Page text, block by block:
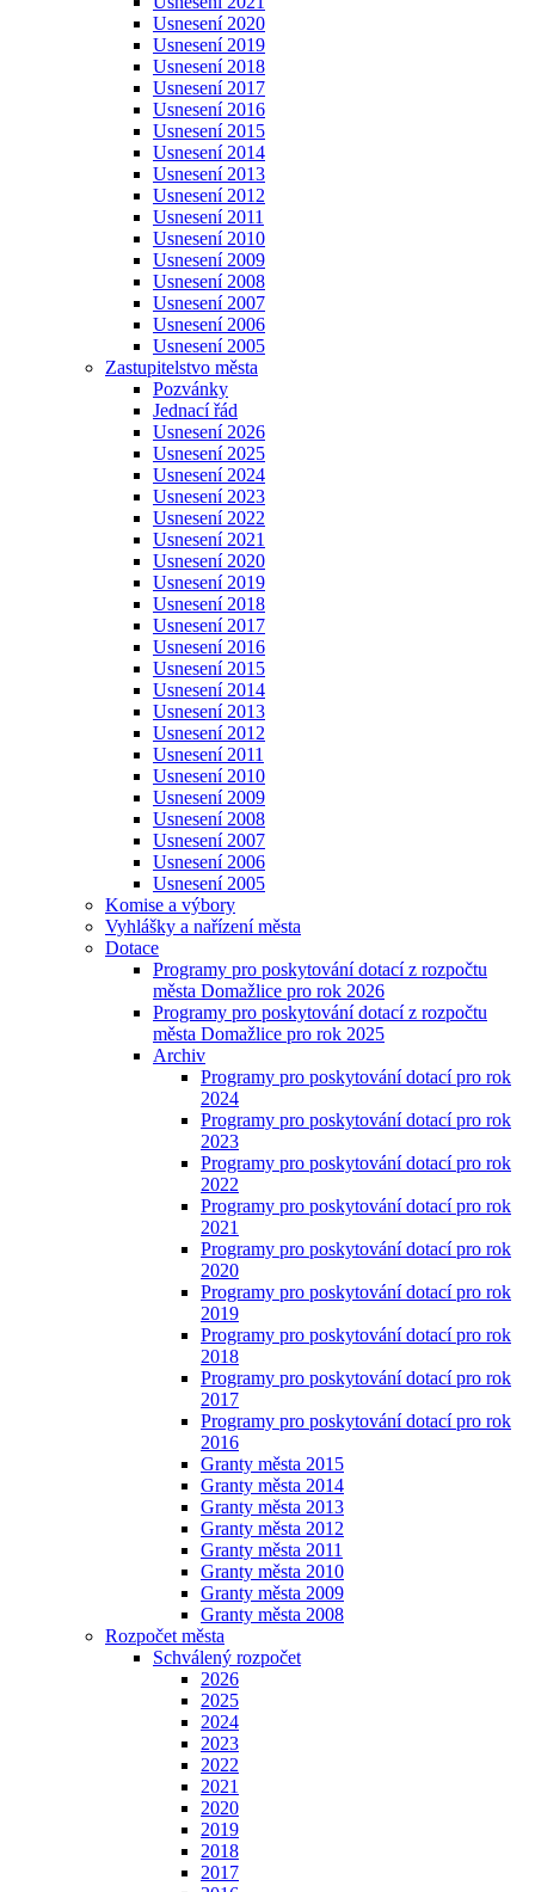
Usnesení 2020
Usnesení 2019
Usnesení 2018
Usnesení 2017
Usnesení 2016
Usnesení 2015
Usnesení 2014
Usnesení 2013
Usnesení 2012
Usnesení 2011
Usnesení 2010
Usnesení 2009
Usnesení 2008
Usnesení 2007
Usnesení 2006
Usnesení 2005
Zastupitelstvo města
Pozvánky
Jednací řád
Usnesení 2026
Usnesení 2025
Usnesení 2024
Usnesení 2023
Usnesení 2022
Usnesení 2021
Usnesení 2020
Usnesení 2019
Usnesení 2018
Usnesení 2017
Usnesení 2016
Usnesení 2015
Usnesení 2014
Usnesení 2013
Usnesení 2012
Usnesení 2011
Usnesení 2010
Usnesení 2009
Usnesení 2008
Usnesení 2007
Usnesení 2006
Usnesení 2005
Komise a výbory
Vyhlášky a nařízení města
Dotace
Programy pro poskytování dotací z rozpočtu
města Domažlice pro rok 2026
Programy pro poskytování dotací z rozpočtu
města Domažlice pro rok 2025
Archiv
Programy pro poskytování dotací pro rok
2024
Programy pro poskytování dotací pro rok
2023
Programy pro poskytování dotací pro rok
2022
Programy pro poskytování dotací pro rok
2021
Programy pro poskytování dotací pro rok
2020
Programy pro poskytování dotací pro rok
2019
Programy pro poskytování dotací pro rok
2018
Programy pro poskytování dotací pro rok
2017
Programy pro poskytování dotací pro rok
2016
Granty města 2015
Granty města 2014
Granty města 2013
Granty města 2012
Granty města 2011
Granty města 2010
Granty města 2009
Granty města 2008
Rozpočet města
Schválený rozpočet
2026
2025
2024
2023
2022
2021
2020
2019
2018
2017